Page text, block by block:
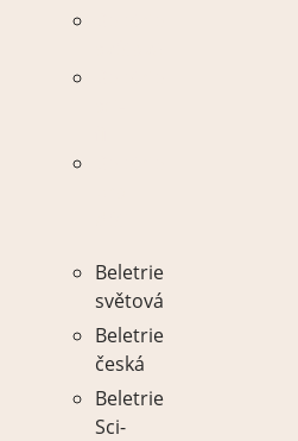
Beletrie
světová
Beletrie
česká
Beletrie
Sci-